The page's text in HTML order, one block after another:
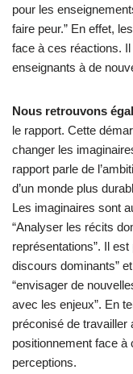
pour les
faire peur.” En effet,
face à ces réactions.
enseignants à de
Nous retrouvons
le rapport. Cette
changer les
rapport parle de
d’un monde plus
Les imaginaires sont
“Analyser les récits
représentations”. Il est
discours dominants”
“envisager de
avec les enjeux”. En
préconisé de travailler
positionnement face
perceptions.